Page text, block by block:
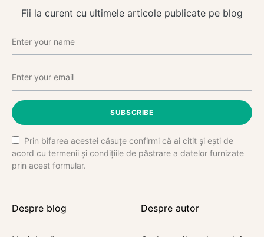
Fii la curent cu ultimele articole publicate pe blog
SUBSCRIBE
Prin bifarea acestei căsuțe confirmi că ai citit și ești de
acord cu termenii și condițiile de păstrare a datelor furnizate
prin acest formular.
Despre blog Despre autor